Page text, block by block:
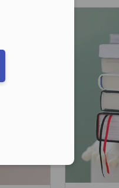
in E164 format